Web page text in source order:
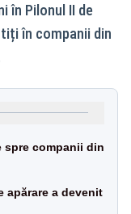
în Pilonul II de
în companii din
spre companii din
apărare a devenit